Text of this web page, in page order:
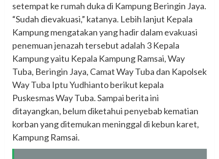
setempat ke rumah duka di Kampung Beringin Jaya.
“Sudah dievakuasi,” katanya. Lebih lanjut Kepala
Kampung mengatakan yang hadir dalam evakuasi
penemuan jenazah tersebut adalah 3 Kepala
Kampung yaitu Kepala Kampung Ramsai, Way
Tuba, Beringin Jaya, Camat Way Tuba dan Kapolsek
Way Tuba Iptu Yudhianto berikut kepala
Puskesmas Way Tuba. Sampai berita ini
ditayangkan, belum diketahui penyebab kematian
korban yang ditemukan meninggal di kebun karet,
Kampung Ramsai.